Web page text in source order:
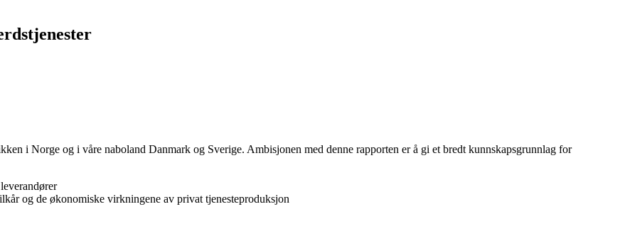
i Norge og i våre naboland Danmark og Sverige. Ambisjonen med denne rapporten er å gi et bredt kunnskapsgrunnlag for
og de økonomiske virkningene av privat tjenesteproduksjon